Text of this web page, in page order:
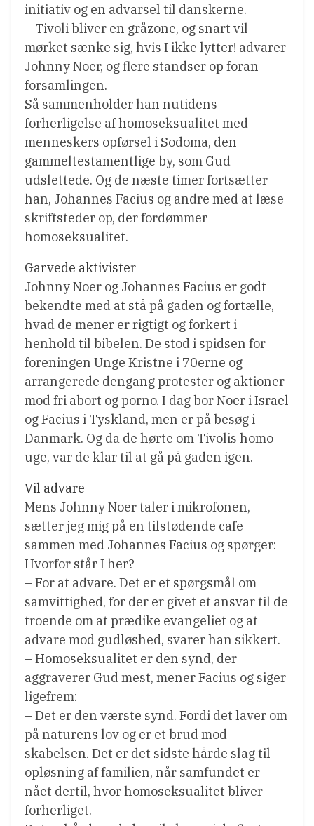
initiativ og en advarsel til danskerne.
– Tivoli bliver en gråzone, og snart vil
mørket sænke sig, hvis I ikke lytter! advarer
Johnny Noer, og flere standser op foran
forsamlingen.
Så sammenholder han nutidens
forherligelse af homoseksualitet med
menneskers opførsel i Sodoma, den
gammeltestamentlige by, som Gud
udslettede. Og de næste timer fortsætter
han, Johannes Facius og andre med at læse
skriftsteder op, der fordømmer
homoseksualitet.
Garvede aktivister
Johnny Noer og Johannes Facius er godt
bekendte med at stå på gaden og fortælle,
hvad de mener er rigtigt og forkert i
henhold til bibelen. De stod i spidsen for
foreningen Unge Kristne i 70erne og
arrangerede dengang protester og aktioner
mod fri abort og porno. I dag bor Noer i Israel
og Facius i Tyskland, men er på besøg i
Danmark. Og da de hørte om Tivolis homo-
uge, var de klar til at gå på gaden igen.
Vil advare
Mens Johnny Noer taler i mikrofonen,
sætter jeg mig på en tilstødende cafe
sammen med Johannes Facius og spørger:
Hvorfor står I her?
– For at advare. Det er et spørgsmål om
samvittighed, for der er givet et ansvar til de
troende om at prædike evangeliet og at
advare mod gudløshed, svarer han sikkert.
– Homoseksualitet er den synd, der
aggraverer Gud mest, mener Facius og siger
ligefrem:
– Det er den værste synd. Fordi det laver om
på naturens lov og er et brud mod
skabelsen. Det er det sidste hårde slag til
opløsning af familien, når samfundet er
nået dertil, hvor homoseksualitet bliver
forherliget.